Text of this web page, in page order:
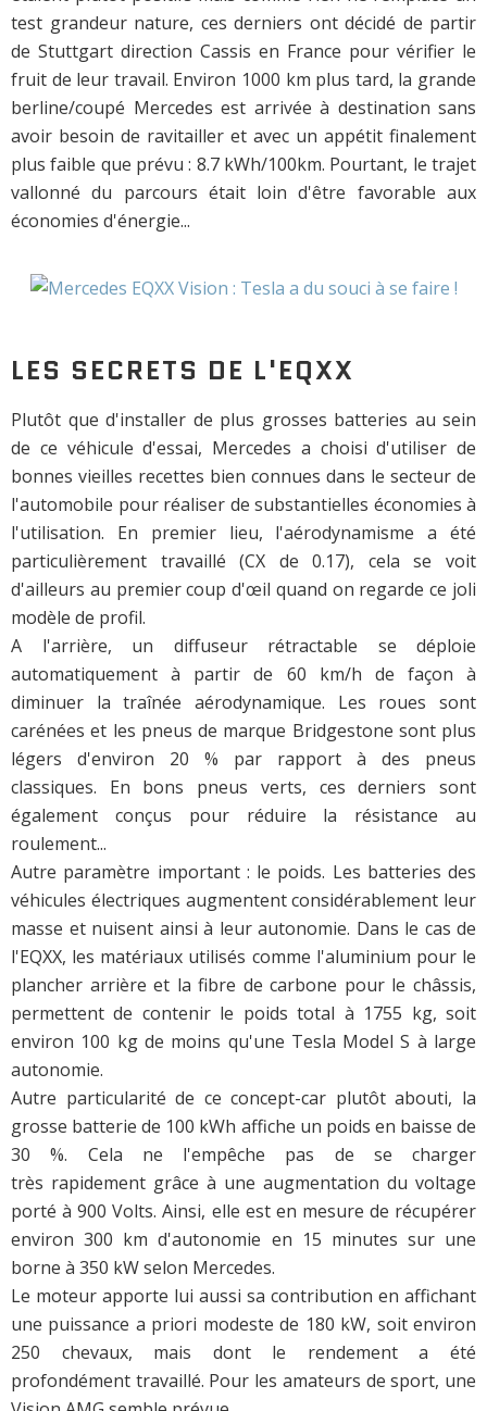
test grandeur nature, ces derniers ont décidé de partir
de Stuttgart direction Cassis en France pour vérifier le
fruit de leur travail. Environ 1000 km plus tard, la grande
berline/coupé Mercedes est arrivée à destination sans
avoir besoin de ravitailler et avec un appétit finalement
plus faible que prévu : 8.7 kWh/100km. Pourtant, le trajet
vallonné du parcours était loin d'être favorable aux
économies d'énergie...
LES SECRETS DE L'EQXX
Plutôt que d'installer de plus grosses batteries au sein
de ce véhicule d'essai, Mercedes a choisi d'utiliser de
bonnes vieilles recettes bien connues dans le secteur de
l'automobile pour réaliser de substantielles économies à
l'utilisation. En premier lieu, l'aérodynamisme a été
particulièrement travaillé (CX de 0.17), cela se voit
d'ailleurs au premier coup d'œil quand on regarde ce joli
modèle de profil.
A l'arrière, un diffuseur rétractable se déploie
automatiquement à partir de 60 km/h de façon à
diminuer la traînée aérodynamique. Les roues sont
carénées et les pneus de marque Bridgestone sont plus
légers d'environ 20 % par rapport à des pneus
classiques. En bons pneus verts, ces derniers sont
également conçus pour réduire la résistance au
roulement...
Autre paramètre important : le poids. Les batteries des
véhicules électriques augmentent considérablement leur
masse et nuisent ainsi à leur autonomie. Dans le cas de
l'EQXX, les matériaux utilisés comme l'aluminium pour le
plancher arrière et la fibre de carbone pour le châssis,
permettent de contenir le poids total à 1755 kg, soit
environ 100 kg de moins qu'une Tesla Model S à large
autonomie.
Autre particularité de ce concept-car plutôt abouti, la
grosse batterie de 100 kWh affiche un poids en baisse de
30 %. Cela ne l'empêche pas de se charger
très rapidement grâce à une augmentation du voltage
porté à 900 Volts. Ainsi, elle est en mesure de récupérer
environ 300 km d'autonomie en 15 minutes sur une
borne à 350 kW selon Mercedes.
Le moteur apporte lui aussi sa contribution en affichant
une puissance a priori modeste de 180 kW, soit environ
250 chevaux, mais dont le rendement a été
profondément travaillé. Pour les amateurs de sport, une